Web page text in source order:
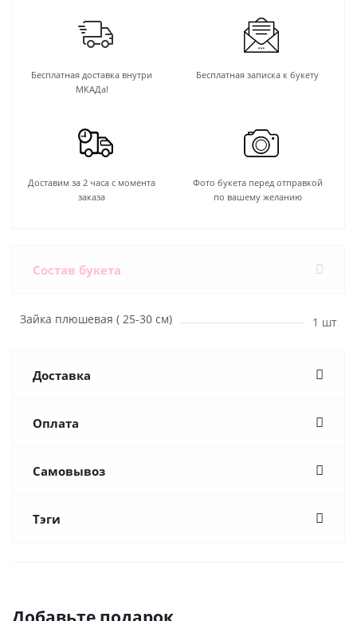
Бесплатная доставка внутри
МКАДа!
Бесплатная записка к букету
Доставим за 2 часа с момента
заказа
Фото букета перед отправкой
по вашему желанию
Состав букета
Зайка плюшевая ( 25-30 см) 1 шт
Доставка
Оплата
Самовывоз
Тэги